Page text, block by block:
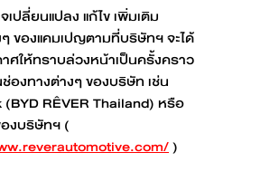
ปลี่ยนแปลง แก้ไข เพิ่มเติม
ๆ ของแคมเปญตามที่บริษัทฯ จะได้
ศให้ทราบล่วงหน้าเป็นครั้งคราว
องทางต่างๆ ของบริษัท เช่น
RÊVER Thailand) หรือ
งบริษัทฯ (
)